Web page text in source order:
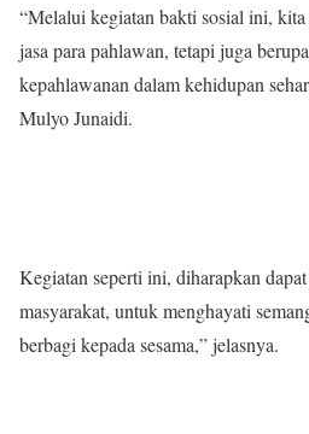
“Melalui kegiatan bakti sosial ini,
jasa para pahlawan, tetapi juga
kepahlawanan dalam kehidupan
Mulyo Junaidi.
Kegiatan seperti ini, diharapkan
masyarakat, untuk menghayati
berbagi kepada sesama,” jelasnya.